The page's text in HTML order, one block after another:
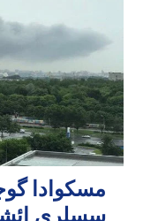
مسکوادا
سسلری